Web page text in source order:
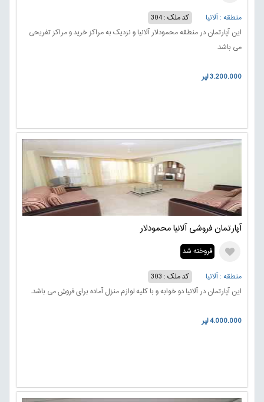
منطقه : آلانیا
کد ملک : 304
این آپارتمان در منطقه محمودلار آلانیا و نزدیک به مراکز خرید و مراکز تفریحی
می باشد.
3.200.000 لیر
آپارتمان فروشی آلانیا محمودلار
فروخته شد
منطقه : آلانیا
کد ملک : 303
این آپارتمان در آلانیا دو خوابه و با کلیه لوازم منزل آماده برای فروش می باشد.
4.000.000 لیر